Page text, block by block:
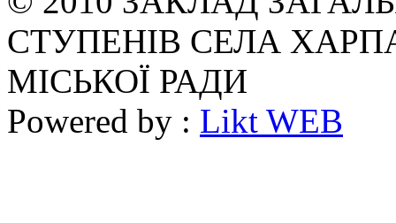
СТУПЕНІВ СЕЛА
МІСЬКОЇ РАДИ
Powered by : Likt WEB